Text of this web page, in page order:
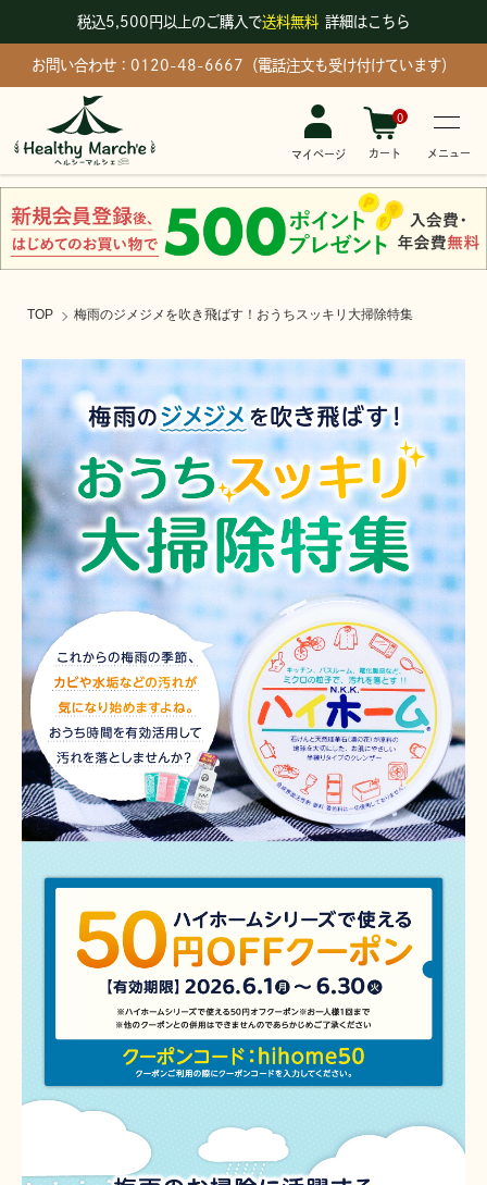
税込5,500円以上のご購入で送料無料 詳細はこちら
お問い合わせ：0120-48-6667（電話注文も受け付けています）
マイページ
0
カート メニュー
TOP 梅雨のジメジメを吹き飛ばす！おうちスッキリ大掃除特集